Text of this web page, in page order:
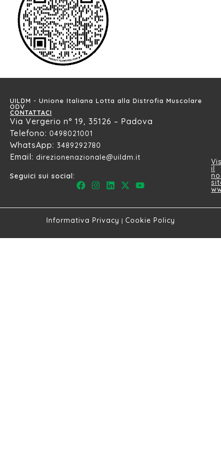
UILDM - Unione Italiana Lotta alla Distrofia Muscolare
ODV
CONTATTACI
Via Vergerio n° 19, 35126 – Padova
Telefono: 0498021001
WhatsApp: 3489292780
Email: direzionenazionale@uildm.it
Seguici sui social:
il
Informativa Privacy | Cookie Policy